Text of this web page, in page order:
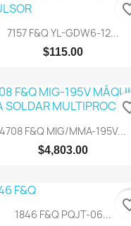
7157 F&Q YL-GDW6-12...
$115.00
4708 F&Q MIG/MMA-195V...
$4,803.00
1846 F&Q PQJT-06...